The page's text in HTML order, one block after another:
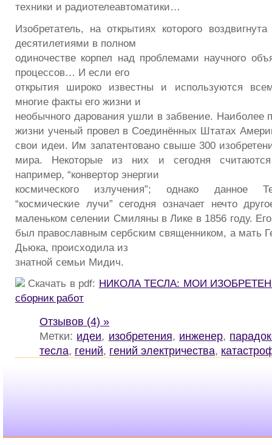
техники и радиотелеавтоматики…
Изобретатель, на открытиях которого
десятилетиями в полном
одиночестве корпел над проблемами научного
процессов… И если его
открытия широко известны и используются
многие факты его жизни и
необычного дарования ушли в забвение. Наиболее
жизни ученый провел в Соединённых Штатах
свои идеи. Им запатентовано свыше 300
мира. Некоторые из них и сегодня
например, “конвертор энергии
космического излучения”; однако данное
“космические лучи” сегодня означает нечто
маленьком селении Смиляны в Лике в 1856 году.
был православным сербским священником, а мать
Дьюка, происходила из
знатной семьи Мидич.
Скачать в pdf: НИКОЛА ТЕСЛА: МОИ
сборник работ
Отзывов (4) »
Метки: идеи, изобретения, инженер,
тесла, гений, гений электричества,